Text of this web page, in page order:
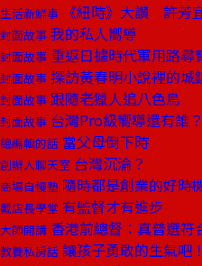
生活新鮮事 《紐時》大讚 許芳
封面故事 我的私人嚮導
封面故事 重返日據時代軍用路尋
封面故事 探訪黃春明小說裡的城
封面故事 跟隨老獵人追八色鳥
封面故事 台灣Pro級嚮導還有誰？
總編輯的話 當父母倒下時
創辦人聊天室 台灣沉淪？
商場自慢塾 隨時都是創業的好時
戴店長學堂 有監督才有進步
大師開講 香港前總督：真普選符
教養私房話 讓孩子勇敢的生氣吧！